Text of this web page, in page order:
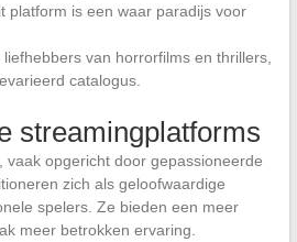
platform is een waar paradijs voor
van horrorfilms en thrillers,
catalogus.
streamingplatforms
vaak opgericht door gepassioneerde
zich als geloofwaardige
spelers. Ze bieden een meer
meer betrokken ervaring.